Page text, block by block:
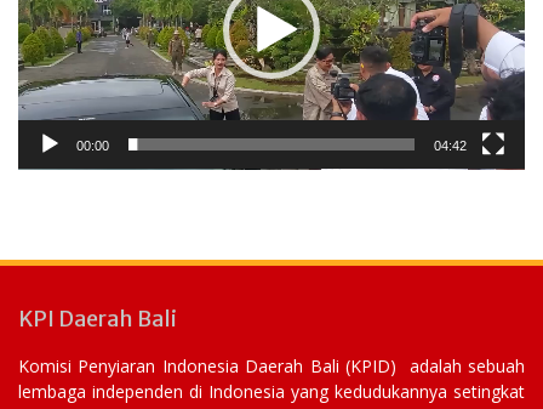
00:00 04:42
KPI Daerah Bali
Komisi Penyiaran Indonesia Daerah Bali (KPID) adalah sebuah
lembaga independen di Indonesia yang kedudukannya setingkat